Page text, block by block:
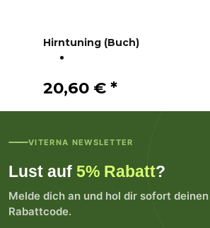
Hirntuning (Buch)
20,60 € *
VITERNA NEWSLETTER
Lust auf 5% Rabatt?
Melde dich an und hol dir sofort
Rabattcode.